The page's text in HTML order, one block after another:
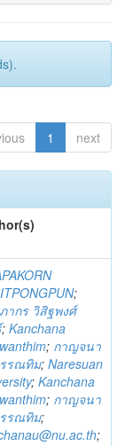
1 next
;
ากร วิสิฐพงศ์
; Kanchana
; กาญจนา
รณทิม; Naresuan
; Kanchana
; กาญจนา
รณทิม;
;